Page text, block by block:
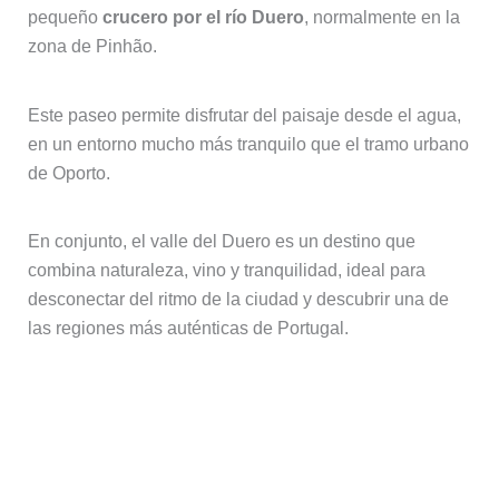
pequeño crucero por el río Duero, normalmente en la
zona de Pinhão.
Este paseo permite disfrutar del paisaje desde el agua,
en un entorno mucho más tranquilo que el tramo urbano
de Oporto.
En conjunto, el valle del Duero es un destino que
combina naturaleza, vino y tranquilidad, ideal para
desconectar del ritmo de la ciudad y descubrir una de
las regiones más auténticas de Portugal.